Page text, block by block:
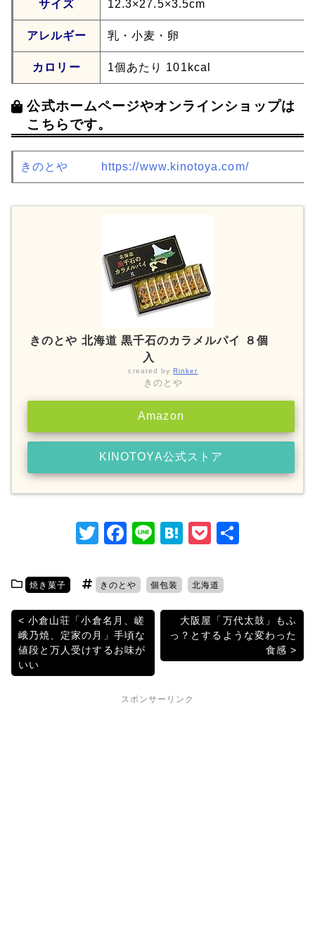
サイズ 12.3×27.5×3.5cm
アレルギー 乳・小麦・卵
カロリー 1個あたり 101kcal
公式ホームページやオンラインショップは
こちらです。
きのとや https://www.kinotoya.com/
きのとや 北海道 黒千石のカラメルパイ ８個
入
created byRinker
きのとや
Amazon
KINOTOYA公式ストア
T
itt
er
F
c
e
b
o
k
Li
e
H
e
n
a
P
c
k
et
焼き菓子 きのとや 個包装 北海道
投
稿
ナ
小倉山荘「小倉名月、嵯
峨乃焼、定家の月」手頃な
値段と万人受けするお味が
いい
大阪屋「万代太鼓」もふ
っ？とするような変わった
食感
スポンサーリンク